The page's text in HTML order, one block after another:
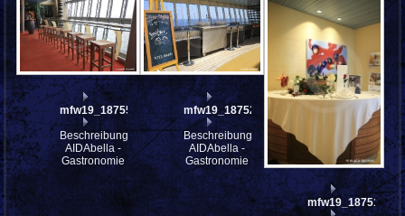
mfw19_187552
Beschreibung:
AIDAbella -
Gastronomie
mfw19_187520
Beschreibung:
AIDAbella -
Gastronomie
mfw19_187518